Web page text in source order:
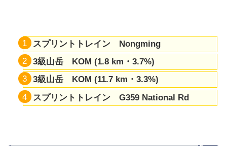
スプリントトレイン Nongming
3級山岳 KOM (1.8 km・3.7%)
3級山岳 KOM (11.7 km・3.3%)
スプリントトレイン G359 National Rd